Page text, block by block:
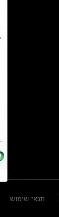
תנאי שימוש